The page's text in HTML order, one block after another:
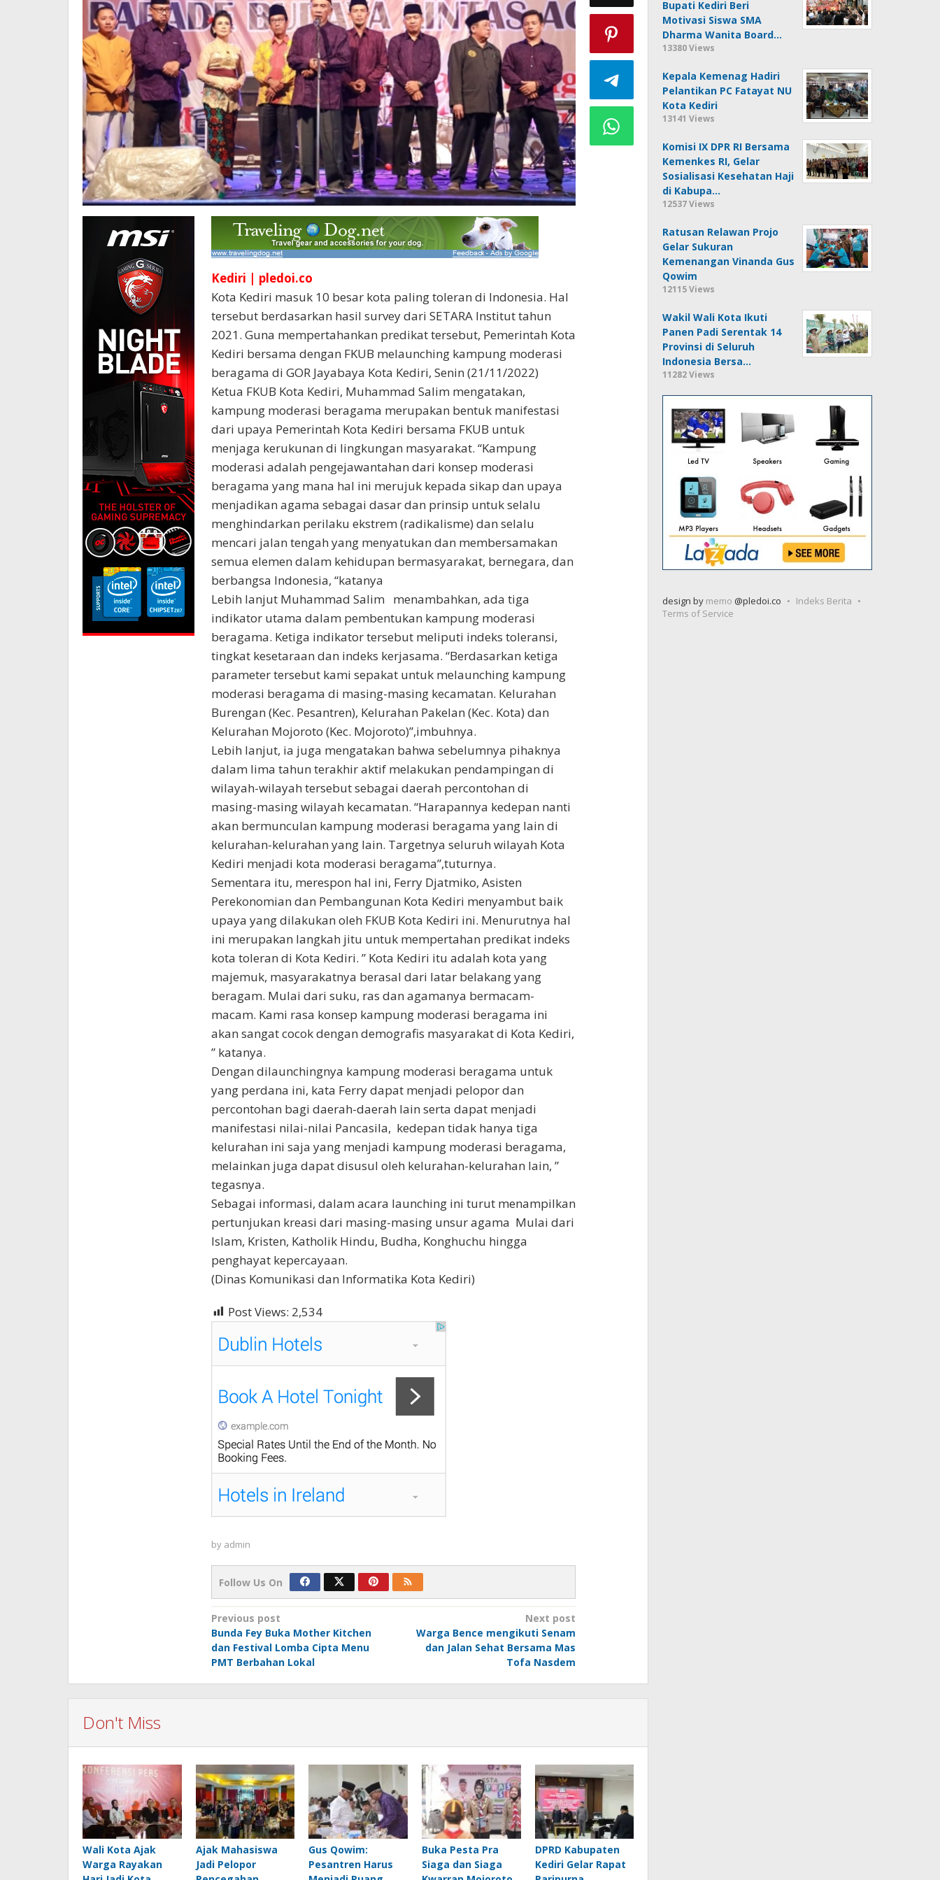
Kediri | pledoi.co
Kota Kediri masuk 10 besar kota paling toleran di Indonesia. Hal
tersebut berdasarkan hasil survey dari SETARA Institut tahun
2021. Guna mempertahankan predikat tersebut, Pemerintah Kota
Kediri bersama dengan FKUB melaunching kampung moderasi
beragama di GOR Jayabaya Kota Kediri, Senin (21/11/2022)
Ketua FKUB Kota Kediri, Muhammad Salim mengatakan,
kampung moderasi beragama merupakan bentuk manifestasi
dari upaya Pemerintah Kota Kediri bersama FKUB untuk
menjaga kerukunan di lingkungan masyarakat. “Kampung
moderasi adalah pengejawantahan dari konsep moderasi
beragama yang mana hal ini merujuk kepada sikap dan upaya
menjadikan agama sebagai dasar dan prinsip untuk selalu
menghindarkan perilaku ekstrem (radikalisme) dan selalu
mencari jalan tengah yang menyatukan dan membersamakan
semua elemen dalam kehidupan bermasyarakat, bernegara, dan
berbangsa Indonesia, “katanya
Lebih lanjut Muhammad Salim menambahkan, ada tiga
indikator utama dalam pembentukan kampung moderasi
beragama. Ketiga indikator tersebut meliputi indeks toleransi,
tingkat kesetaraan dan indeks kerjasama. “Berdasarkan ketiga
parameter tersebut kami sepakat untuk melaunching kampung
moderasi beragama di masing-masing kecamatan. Kelurahan
Burengan (Kec. Pesantren), Kelurahan Pakelan (Kec. Kota) dan
Kelurahan Mojoroto (Kec. Mojoroto)”,imbuhnya.
Lebih lanjut, ia juga mengatakan bahwa sebelumnya pihaknya
dalam lima tahun terakhir aktif melakukan pendampingan di
wilayah-wilayah tersebut sebagai daerah percontohan di
masing-masing wilayah kecamatan. “Harapannya kedepan nanti
akan bermunculan kampung moderasi beragama yang lain di
kelurahan-kelurahan yang lain. Targetnya seluruh wilayah Kota
Kediri menjadi kota moderasi beragama”,tuturnya.
Sementara itu, merespon hal ini, Ferry Djatmiko, Asisten
Perekonomian dan Pembangunan Kota Kediri menyambut baik
upaya yang dilakukan oleh FKUB Kota Kediri ini. Menurutnya hal
ini merupakan langkah jitu untuk mempertahan predikat indeks
kota toleran di Kota Kediri. ” Kota Kediri itu adalah kota yang
majemuk, masyarakatnya berasal dari latar belakang yang
beragam. Mulai dari suku, ras dan agamanya bermacam-
macam. Kami rasa konsep kampung moderasi beragama ini
akan sangat cocok dengan demografis masyarakat di Kota Kediri,
” katanya.
Dengan dilaunchingnya kampung moderasi beragama untuk
yang perdana ini, kata Ferry dapat menjadi pelopor dan
percontohan bagi daerah-daerah lain serta dapat menjadi
manifestasi nilai-nilai Pancasila, kedepan tidak hanya tiga
kelurahan ini saja yang menjadi kampung moderasi beragama,
melainkan juga dapat disusul oleh kelurahan-kelurahan lain, ”
tegasnya.
Sebagai informasi, dalam acara launching ini turut menampilkan
pertunjukan kreasi dari masing-masing unsur agama Mulai dari
Islam, Kristen, Katholik Hindu, Budha, Konghuchu hingga
penghayat kepercayaan.
(Dinas Komunikasi dan Informatika Kota Kediri)
Post Views: 2,534
by admin
Follow Us On
Post
navigation
Previous post
Bunda Fey Buka Mother Kitchen
dan Festival Lomba Cipta Menu
PMT Berbahan Lokal
Next post
Warga Bence mengikuti Senam
dan Jalan Sehat Bersama Mas
Tofa Nasdem
Don't Miss
Wali Kota Ajak
Warga Rayakan
Ajak Mahasiswa
Jadi Pelopor
Gus Qowim:
Pesantren Harus
Buka Pesta Pra
Siaga dan Siaga
DPRD Kabupaten
Kediri Gelar Rapat
Bupati Kediri Beri
Motivasi Siswa SMA
Dharma Wanita Board…
13380 Views
Kepala Kemenag Hadiri
Pelantikan PC Fatayat NU
Kota Kediri
13141 Views
Komisi IX DPR RI Bersama
Kemenkes RI, Gelar
Sosialisasi Kesehatan Haji
di Kabupa…
12537 Views
Ratusan Relawan Projo
Gelar Sukuran
Kemenangan Vinanda Gus
Qowim
12115 Views
Wakil Wali Kota Ikuti
Panen Padi Serentak 14
Provinsi di Seluruh
Indonesia Bersa…
11282 Views
design by memo @pledoi.co
Indeks Berita
Terms of Service